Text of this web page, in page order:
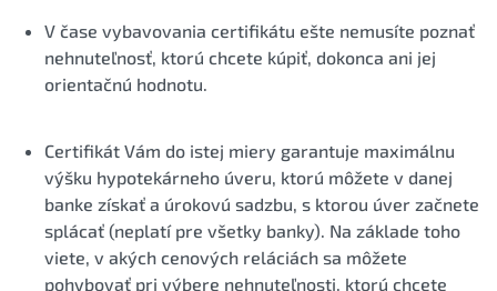
V čase vybavovania certifikátu ešte nemusíte poznať
nehnuteľnosť, ktorú chcete kúpiť, dokonca ani jej
orientačnú hodnotu.
Certifikát Vám do istej miery garantuje maximálnu
výšku hypotekárneho úveru, ktorú môžete v danej
banke získať a úrokovú sadzbu, s ktorou úver začnete
splácať (neplatí pre všetky banky). Na základe toho
viete, v akých cenových reláciách sa môžete
pohybovať pri výbere nehnuteľnosti, ktorú chcete